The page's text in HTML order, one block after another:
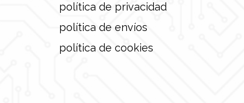
política de privacidad
política de envíos
política de cookies